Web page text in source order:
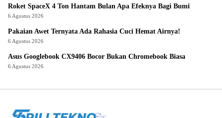
Roket SpaceX 4 Ton Hantam Bulan Apa Efeknya Bagi Bumi
6 Agustus 2026
Pakaian Awet Ternyata Ada Rahasia Cuci Hemat Airnya!
6 Agustus 2026
Asus Googlebook CX9406 Bocor Bukan Chromebook Biasa
6 Agustus 2026